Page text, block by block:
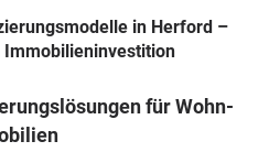
in Herford –
Immobilieninvestition
für Wohn-